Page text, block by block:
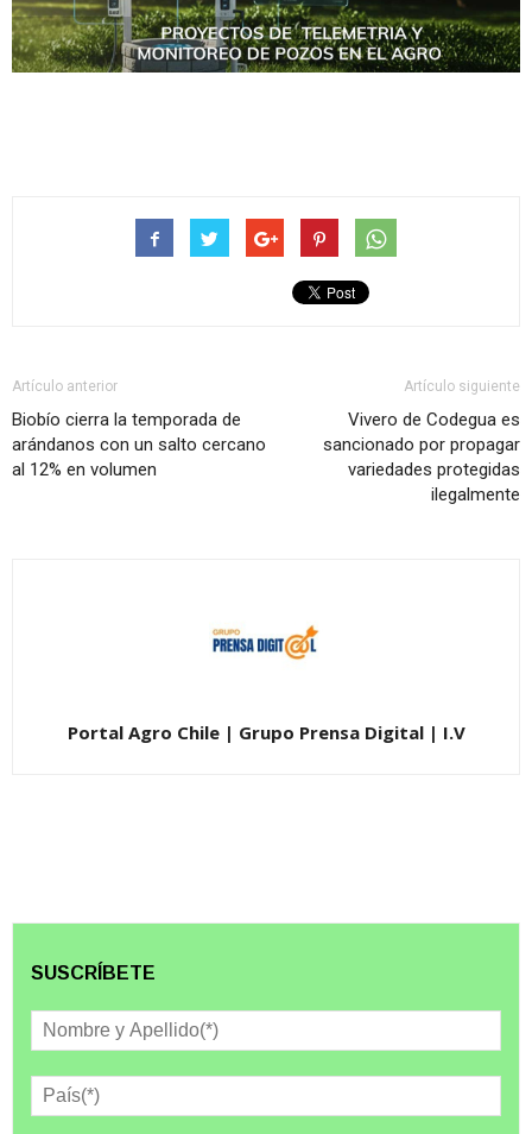
Artículo anterior
Biobío cierra la temporada de
arándanos con un salto cercano
al 12% en volumen
Artículo siguiente
Vivero de Codegua es
sancionado por propagar
variedades protegidas
ilegalmente
Portal Agro Chile | Grupo Prensa Digital | I.V
SUSCRÍBETE